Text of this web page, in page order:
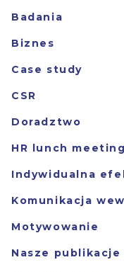
Badania
Biznes
Case study
CSR
Doradztwo
HR lunch meeting
Indywidualna
Komunikacja
Motywowanie
Nasze publikacje